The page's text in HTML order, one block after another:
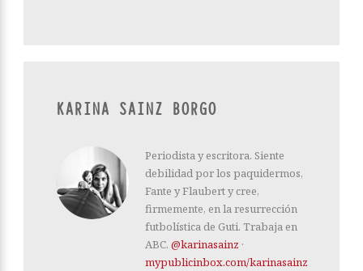
KARINA SAINZ BORGO
Periodista y escritora. Siente
debilidad por los paquidermos,
Fante y Flaubert y cree,
firmemente, en la resurrección
futbolística de Guti. Trabaja en
ABC. @karinasainz ·
mypublicinbox.com/karinasainz